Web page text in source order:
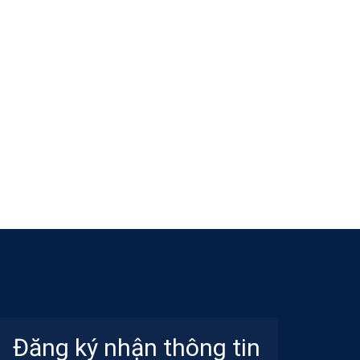
Đăng ký nhận thông tin